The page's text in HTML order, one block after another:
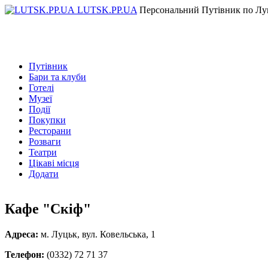
LUTSK.PP.UA Персональний Путівник по
Путівник
Бари та клуби
Готелі
Музеї
Події
Покупки
Ресторани
Розваги
Театри
Цікаві місця
Додати
Кафе "Скіф"
Адреса: м. Луцьк, вул. Ковельська, 1
Телефон: (0332) 72 71 37